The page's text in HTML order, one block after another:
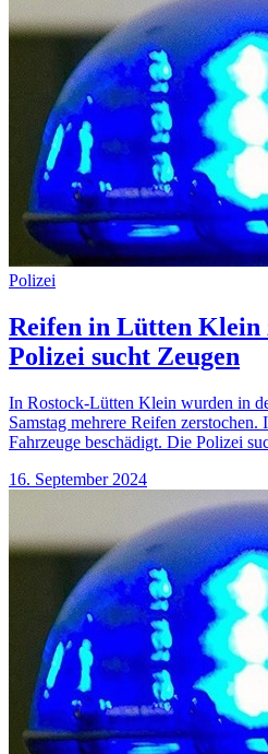
Polizei
Reifen in Lütten Klein
Polizei sucht Zeugen
In Rostock-Lütten Klein wurden in
Samstag mehrere Reifen zerstochen.
Fahrzeuge beschädigt. Die Polizei
16. September 2024